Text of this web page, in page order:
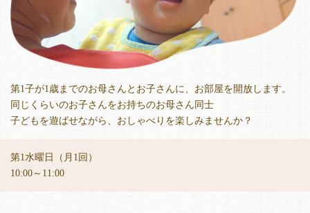
第1子が1歳までのお母さんとお子さんに、お部屋を開放します。
同じくらいのお子さんをお持ちのお母さん同士
子どもを遊ばせながら、おしゃべりを楽しみませんか？
第1水曜日（月1回）
10:00～11:00